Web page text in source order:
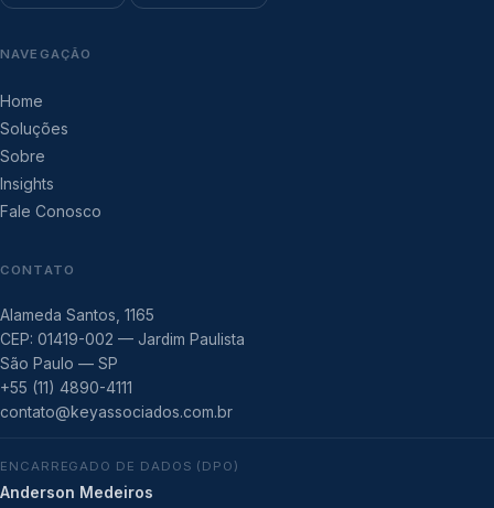
NAVEGAÇÃO
Home
Soluções
Sobre
Insights
Fale Conosco
CONTATO
Alameda Santos, 1165
CEP: 01419-002 — Jardim Paulista
São Paulo — SP
+55 (11) 4890-4111
contato@keyassociados.com.br
ENCARREGADO DE DADOS (DPO)
Anderson Medeiros